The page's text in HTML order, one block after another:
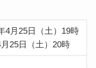
4月25日（土）19時
25日（土）20時